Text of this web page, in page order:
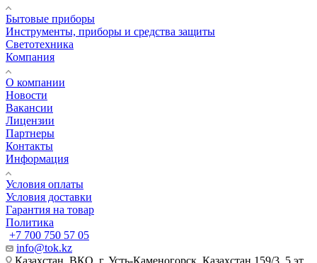
Бытовые приборы
Инструменты, приборы и средства защиты
Светотехника
Компания
О компании
Новости
Вакансии
Лицензии
Партнеры
Контакты
Информация
Условия оплаты
Условия доставки
Гарантия на товар
Политика
+7 700 750 57 05
info@tok.kz
Казахстан, ВКО, г. Усть-Каменогорск, Казахстан 159/3, 5 эт.,